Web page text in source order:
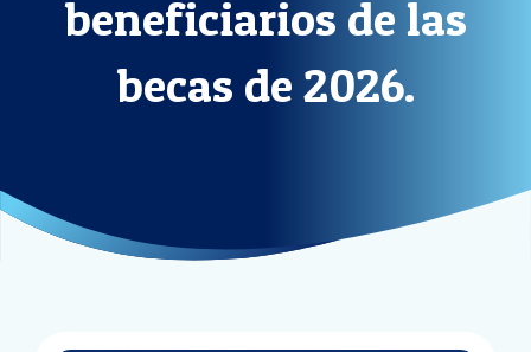
beneficiarios de las
becas de 2026.